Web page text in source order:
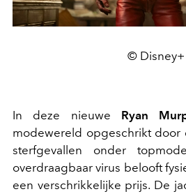
© Disney+
In deze nieuwe Ryan
modewereld opgeschrikt door
sterfgevallen onder
overdraagbaar virus belooft
een verschrikkelijke prijs. De